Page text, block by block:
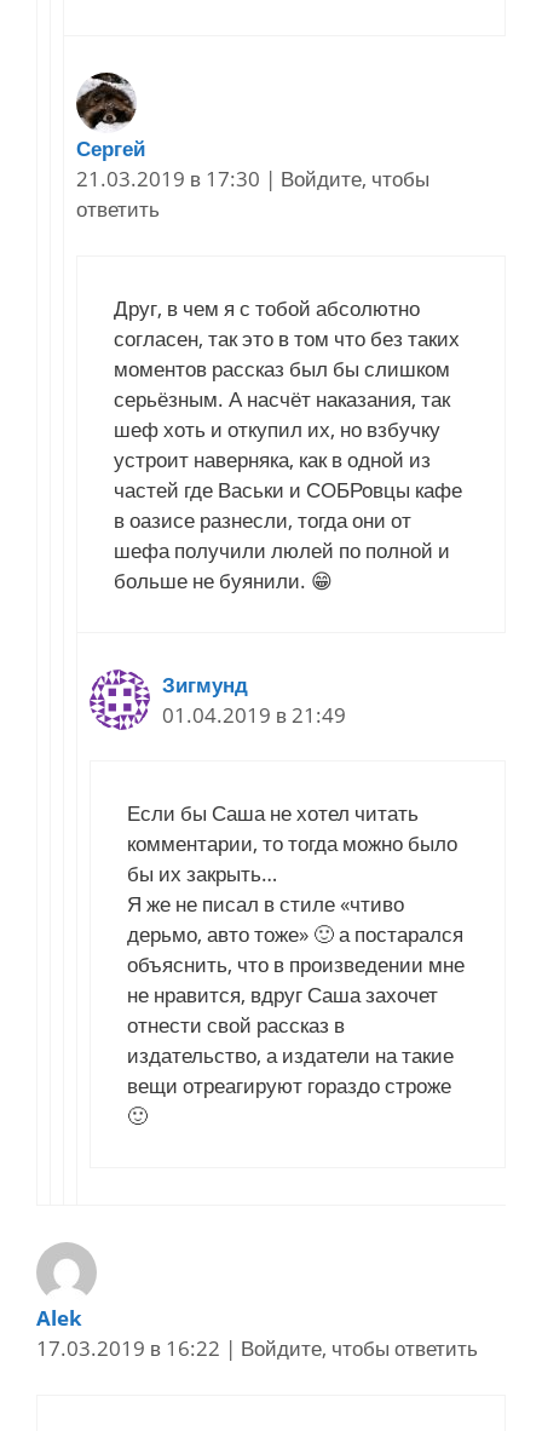
Сергей
21.03.2019 в 17:30 | Войдите, чтобы
ответить
Друг, в чем я с тобой абсолютно
согласен, так это в том что без таких
моментов рассказ был бы слишком
серьёзным. А насчёт наказания, так
шеф хоть и откупил их, но взбучку
устроит наверняка, как в одной из
частей где Васьки и СОБРовцы кафе
в оазисе разнесли, тогда они от
шефа получили люлей по полной и
больше не буянили. 😁
Зигмунд
01.04.2019 в 21:49
Если бы Саша не хотел читать
комментарии, то тогда можно было
бы их закрыть…
Я же не писал в стиле «чтиво
дерьмо, авто тоже» 🙂 а постарался
объяснить, что в произведении мне
не нравится, вдруг Саша захочет
отнести свой рассказ в
издательство, а издатели на такие
вещи отреагируют гораздо строже
🙂
Alek
17.03.2019 в 16:22 | Войдите, чтобы ответить